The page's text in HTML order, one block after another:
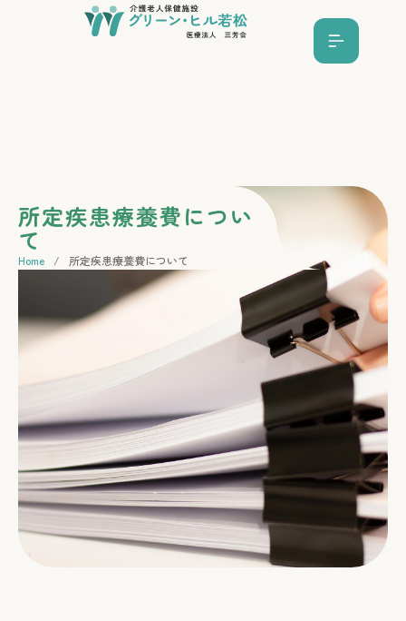
所定疾患療養費につい
て
Home / 所定疾患療養費について